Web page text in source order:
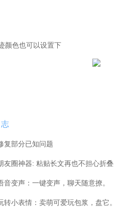
色也可以设置下
部分已知问题
圈神器: 粘贴长文再也不担心折叠
变声：一键变声，聊天随意撩。
小表情：卖萌可爱玩包浆，盘它。